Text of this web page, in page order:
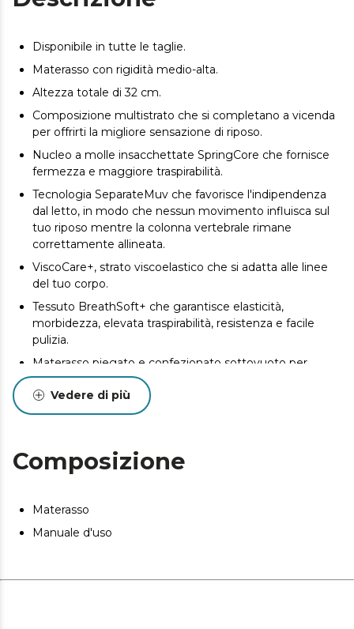
Disponibile in tutte le taglie.
Materasso con rigidità medio-alta.
Altezza totale di 32 cm.
Composizione multistrato che si completano a vicenda
per offrirti la migliore sensazione di riposo.
Nucleo a molle insacchettate SpringCore che fornisce
fermezza e maggiore traspirabilità.
Tecnologia SeparateMuv che favorisce l'indipendenza
dal letto, in modo che nessun movimento influisca sul
tuo riposo mentre la colonna vertebrale rimane
correttamente allineata.
ViscoCare+, strato viscoelastico che si adatta alle linee
del tuo corpo.
Tessuto BreathSoft+ che garantisce elasticità,
morbidezza, elevata traspirabilità, resistenza e facile
pulizia.
Materasso piegato e confezionato sottovuoto per
facilitare il trasporto a casa vostra nelle migliori
condizioni.
La composizione del materasso previene la comparsa di
Vedere di più
Composizione
Materasso
Manuale d'uso